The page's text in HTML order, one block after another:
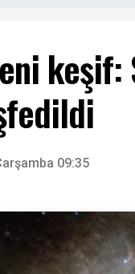
09:35